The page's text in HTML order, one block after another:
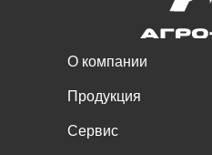
О компании
Продукция
Сервис